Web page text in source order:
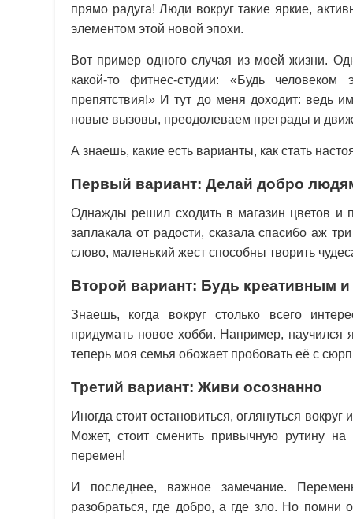
прямо радуга! Люди вокруг такие яркие,
элементом этой новой эпохи.
Вот пример одного случая из моей жизни.
какой-то фитнес-студии: «Будь
препятствия!» И тут до меня доходит: ведь
новые вызовы, преодолеваем преграды и
А знаешь, какие есть варианты, как стать
Первый вариант: Делай добро
Однажды решил сходить в магазин цветов и
заплакала от радости, сказала спасибо аж
слово, маленький жест способны творить
Второй вариант: Будь креативным
Знаешь, когда вокруг столько всего
придумать новое хобби. Например,
теперь моя семья обожает пробовать её с
Третий вариант: Живи осознанно
Иногда стоит остановиться, оглянуться
Может, стоит сменить привычную рутину
перемен!
И последнее, важное замечание.
разобраться, где добро, а где зло. Но помни